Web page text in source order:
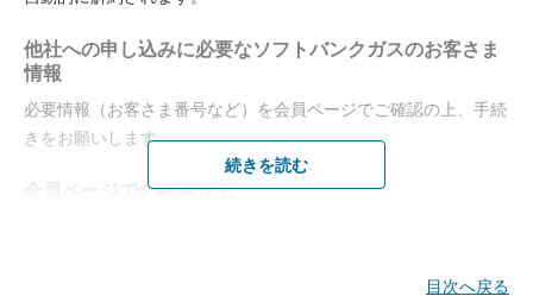
他社への申し込みに必要なソフトバンクガスのお客さま
情報
必要情報（お客さま番号など）を会員ページでご確認の上、手続
きをお願いします。
会員ページでの確認方法
続きを読む
目次へ戻る